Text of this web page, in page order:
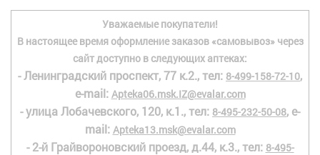
Уважаемые покупатели!
В настоящее время оформление заказов «самовывоз» через
сайт доступно в следующих аптеках:
- Ленинградский проспект, 77 к.2., тел: 8-499-158-72-10,
e-mail: Apteka06.msk.IZ@evalar.com
- улица Лобачевского, 120, к.1., тел: 8-495-232-50-08, e-
mail: Apteka13.msk@evalar.com
- 2-й Грайвороновский проезд, д.44, к.3., тел: 8-495-